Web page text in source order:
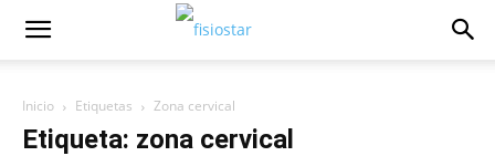
Inicio Etiquetas Zona cervical
Etiqueta: zona cervical